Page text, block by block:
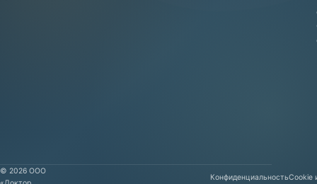
© 2026 ООО
КонфиденциальностьCookie